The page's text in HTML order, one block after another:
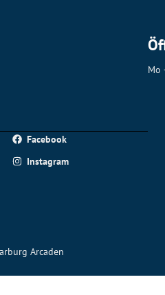
Mo
Facebook
Instagram
Arcaden